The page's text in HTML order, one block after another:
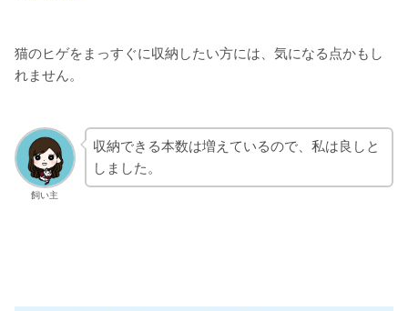
猫のヒゲをまっすぐに収納したい方には、気になる点かもし
れません。
飼い主
収納できる本数は増えているので、私は良しと
しました。